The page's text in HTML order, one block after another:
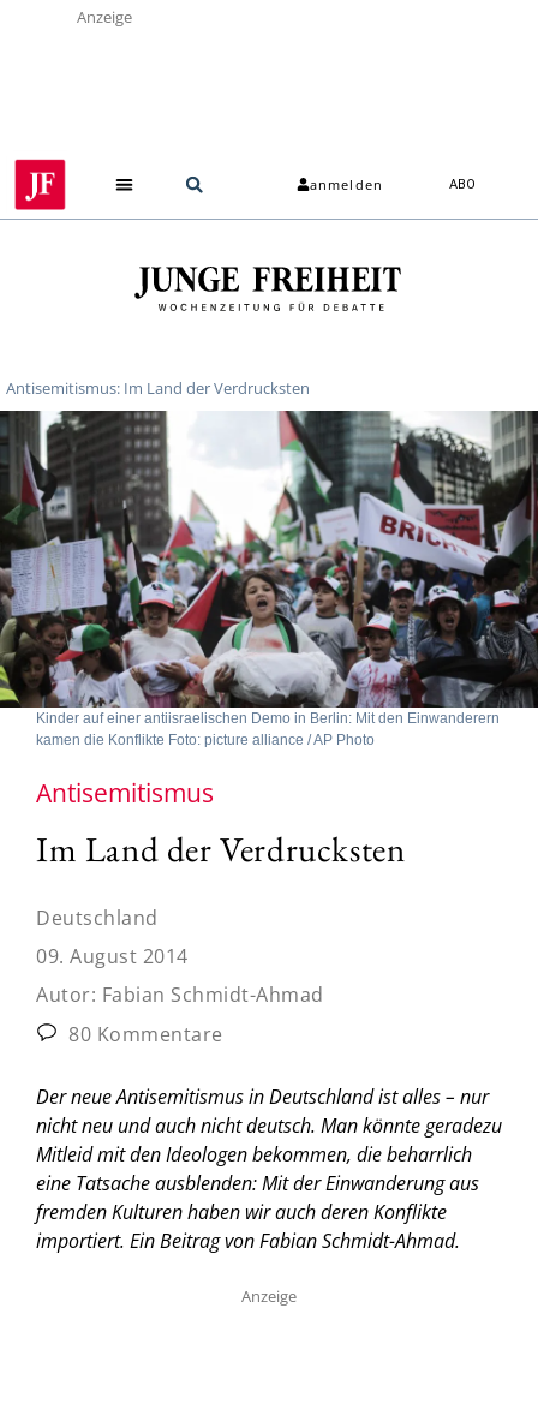
Anzeige
anmelden ABO
Antisemitismus: Im Land der Verdrucksten
Kinder auf einer antiisraelischen Demo in Berlin: Mit den Einwanderern
kamen die Konflikte Foto: picture alliance / AP Photo
Antisemitismus
Im Land der Verdrucksten
Deutschland
09. August 2014
Autor: Fabian Schmidt-Ahmad
80 Kommentare
Der neue Antisemitismus in Deutschland ist alles – nur
nicht neu und auch nicht deutsch. Man könnte geradezu
Mitleid mit den Ideologen bekommen, die beharrlich
eine Tatsache ausblenden: Mit der Einwanderung aus
fremden Kulturen haben wir auch deren Konflikte
importiert. Ein Beitrag von Fabian Schmidt-Ahmad.
Anzeige